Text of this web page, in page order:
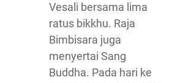
Vesali bersama lima
ratus bikkhu. Raja
Bimbisara juga
menyertai Sang
Buddha. Pada hari ke